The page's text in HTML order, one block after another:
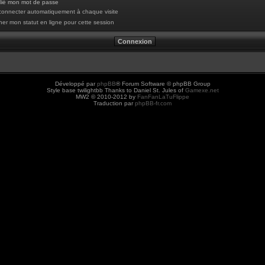
mon mot de passe
automatiquement à chaque visite
mon statut en ligne pour cette session
Développé par phpBB® Forum Software © phpBB Group
Style base twilightbb Thanks to Daniel St. Jules of Gamexe.net
MW2 © 2010-2012 by FanFanLaTuFlippe
Traduction par phpBB-fr.com